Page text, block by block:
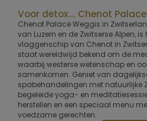
Voor detox... Chenot
Chenot Palace Weggis in
van Luzern en de Zwitserse Alpen,
vlaggenschip van Chenot in
staat wereldwijd bekend om de
waarbij westerse wetenschap en
samenkomen. Geniet van
spabehandelingen met natuurlijke
begeleide yoga- en
herstellen en een speciaal menu
voedzame gerechten.